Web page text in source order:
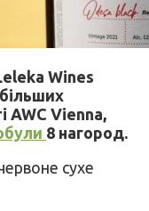
Wines
AWC Vienna,
8 нагород.
сухе